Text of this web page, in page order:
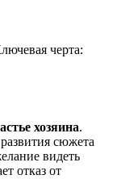
черта:
хозяина.
сюжета
видеть
отказ от